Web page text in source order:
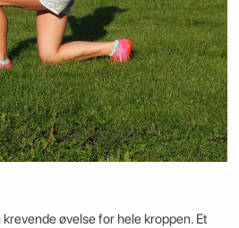
øvelse for hele kroppen. Et